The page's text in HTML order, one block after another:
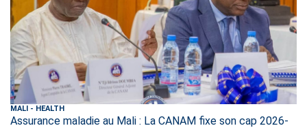
MALI - HEALTH
Assurance maladie au Mali : La CANAM fixe son cap 2026-